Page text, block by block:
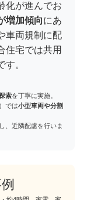
化が進んでお
増加傾向にあ
車両規制に配
住宅では共用
。
索を丁寧に実施。
では小型車両や分割
、近隣配慮を行いま